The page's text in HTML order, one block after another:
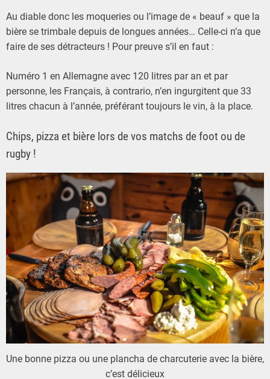
Au diable donc les moqueries ou l’image de « beauf » que la
bière se trimbale depuis de longues années… Celle-ci n’a que
faire de ses détracteurs ! Pour preuve s’il en faut :
Numéro 1 en Allemagne avec 120 litres par an et par
personne, les Français, à contrario, n’en ingurgitent que 33
litres chacun à l’année, préférant toujours le vin, à la place.
Chips, pizza et bière lors de vos matchs de foot ou de
rugby !
Une bonne pizza ou une plancha de charcuterie avec la bière,
c’est délicieux